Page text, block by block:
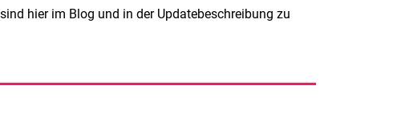
hier im Blog und in der Updatebeschreibung zu